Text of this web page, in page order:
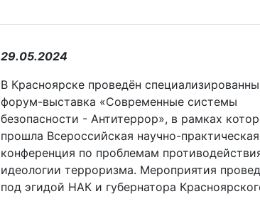
29.05.2024
В Красноярске проведён
форум-выставка «Современные системы
безопасности - Антитеррор», в рамках
прошла Всероссийская научно-практическая
конференция по проблемам
идеологии терроризма. Мероприятия
под эгидой НАК и губернатора